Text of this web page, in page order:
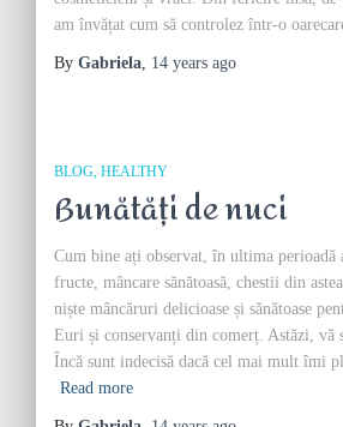
am învățat cum să controlez într-o
By Gabriela, 14 years ago
BLOG HEALTHY
Bunătăți de nuci
Cum bine ați observat, în ultima perioadă
fructe, mâncare sănătoasă, chestii din
niște mâncăruri delicioase și sănătoase
Euri și conservanți din comerț. Astăzi, vă
Încă sunt indecisă dacă cel mai mult îmi
Read more